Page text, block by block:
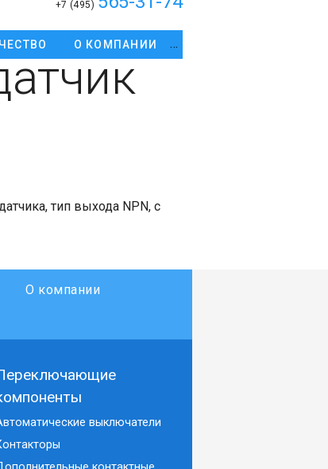
+7 (495)
О КОМПАНИИ
тип выхода NPN, с
О компании
выключатели